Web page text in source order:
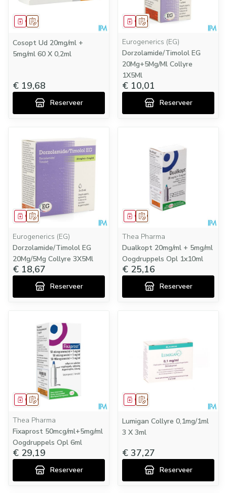
Op voorschrift
Geneesmiddel
Cosopt Ud 20mg/ml +
5mg/ml 60 X 0,2ml
€ 19,68
Reserveer
Op voorschrift
Geneesmiddel
Eurogenerics (EG)
Dorzolamide/Timolol EG
20Mg+5Mg/Ml Collyre
1X5Ml
€ 10,01
Reserveer
Op voorschrift
Geneesmiddel
Eurogenerics (EG)
Dorzolamide/Timolol EG
20Mg/5Mg Collyre 3X5Ml
€ 18,67
Reserveer
Op voorschrift
Geneesmiddel
Thea Pharma
Dualkopt 20mg/ml + 5mg/ml
Oogdruppels Opl 1x10ml
€ 25,16
Reserveer
Op voorschrift
Geneesmiddel
Thea Pharma
Fixaprost 50mcg/ml+5mg/ml
Oogdruppels Opl 6ml
€ 29,19
Reserveer
Op voorschrift
Geneesmiddel
Lumigan Collyre 0,1mg/1ml
3 X 3ml
€ 37,27
Reserveer